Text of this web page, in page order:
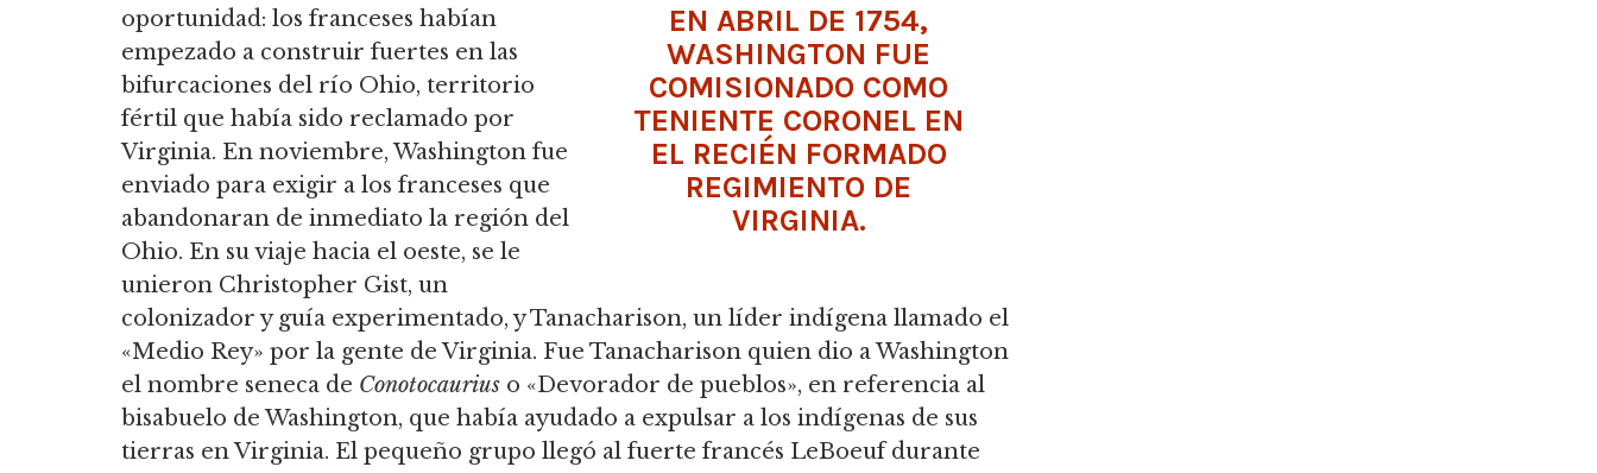
EN ABRIL DE 1754,
WASHINGTON FUE
COMISIONADO COMO
TENIENTE CORONEL EN
EL RECIÉN FORMADO
REGIMIENTO DE
VIRGINIA.
oportunidad: los franceses habían
empezado a construir fuertes en las
bifurcaciones del río Ohio, territorio
fértil que había sido reclamado por
Virginia. En noviembre, Washington fue
enviado para exigir a los franceses que
abandonaran de inmediato la región del
Ohio. En su viaje hacia el oeste, se le
unieron Christopher Gist, un
colonizador y guía experimentado, y Tanacharison, un líder indígena llamado el
«Medio Rey» por la gente de Virginia. Fue Tanacharison quien dio a Washington
el nombre seneca de Conotocaurius o «Devorador de pueblos», en referencia al
bisabuelo de Washington, que había ayudado a expulsar a los indígenas de sus
tierras en Virginia. El pequeño grupo llegó al fuerte francés LeBoeuf durante